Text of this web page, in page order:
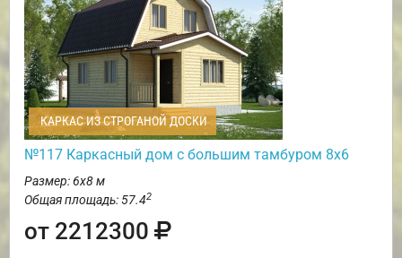
КАРКАС ИЗ СТРОГАНОЙ ДОСКИ
№117 Каркасный дом с большим тамбуром 8х6
Размер: 6х8 м
Общая площадь: 57.42
от 2212300